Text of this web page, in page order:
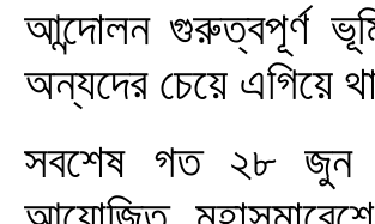
আন্দোলন গুরুত্বপূর্ণ
অন্যদের চেয়ে এগিয়ে
সবশেষ গত ২৮ জুন